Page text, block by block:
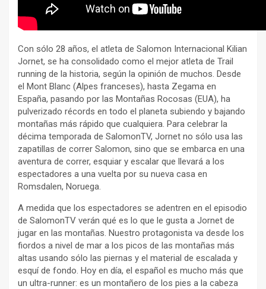
Con sólo 28 años, el atleta de Salomon Internacional Kilian
Jornet, se ha consolidado como el mejor atleta de Trail
running de la historia, según la opinión de muchos. Desde
el Mont Blanc (Alpes franceses), hasta Zegama en
España, pasando por las Montañas Rocosas (EUA), ha
pulverizado récords en todo el planeta subiendo y bajando
montañas más rápido que cualquiera. Para celebrar la
décima temporada de SalomonTV, Jornet no sólo usa las
zapatillas de correr Salomon, sino que se embarca en una
aventura de correr, esquiar y escalar que llevará a los
espectadores a una vuelta por su nueva casa en
Romsdalen, Noruega.
A medida que los espectadores se adentren en el episodio
de SalomonTV verán qué es lo que le gusta a Jornet de
jugar en las montañas. Nuestro protagonista va desde los
fiordos a nivel de mar a los picos de las montañas más
altas usando sólo las piernas y el material de escalada y
esquí de fondo. Hoy en día, el español es mucho más que
un ultra-runner: es un montañero de los pies a la cabeza